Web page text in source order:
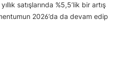
satışlarında %5,5’lik bir artış
2026’da da devam edip